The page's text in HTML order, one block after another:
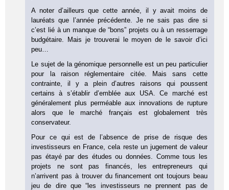
A noter d’ailleurs que cette année, il y avait moins de
lauréats que l’année précédente. Je ne sais pas dire si
c’est lié à un manque de “bons” projets ou à un resserrage
budgétaire. Mais je trouverai le moyen de le savoir d’ici
peu…
Le sujet de la génomique personnelle est un peu particulier
pour la raison réglementaire citée. Mais sans cette
contrainte, il y a plein d’autres raisons qui poussent
certains à s’établir d’emblée aux USA. Ce marché est
généralement plus perméable aux innovations de rupture
alors que le marché français est globalement très
conservateur.
Pour ce qui est de l’absence de prise de risque des
investisseurs en France, cela reste un jugement de valeur
pas étayé par des études ou données. Comme tous les
projets ne sont pas financés, les entrepreneurs qui
n’arrivent pas à trouver du financement ont toujours beau
jeu de dire que “les investisseurs ne prennent pas de